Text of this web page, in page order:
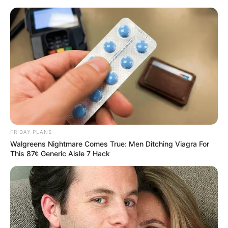
„Dojrzewanie” szkolną lekturą? Hit
Netfliksa trafi do szkół średnich w
UK!
Mateusz Zaczyk 31 marca 2025 Aktualności
FRIDAY PLANS
Walgreens Nightmare Comes True: Men Ditching Viagra For
This 87¢ Generic Aisle 7 Hack